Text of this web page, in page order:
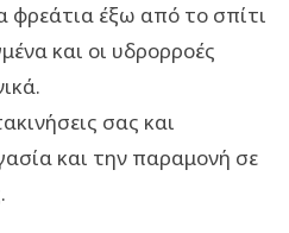
φρεάτια έξω από το σπίτι
και οι υδρορροές
σας και
και την παραμονή σε